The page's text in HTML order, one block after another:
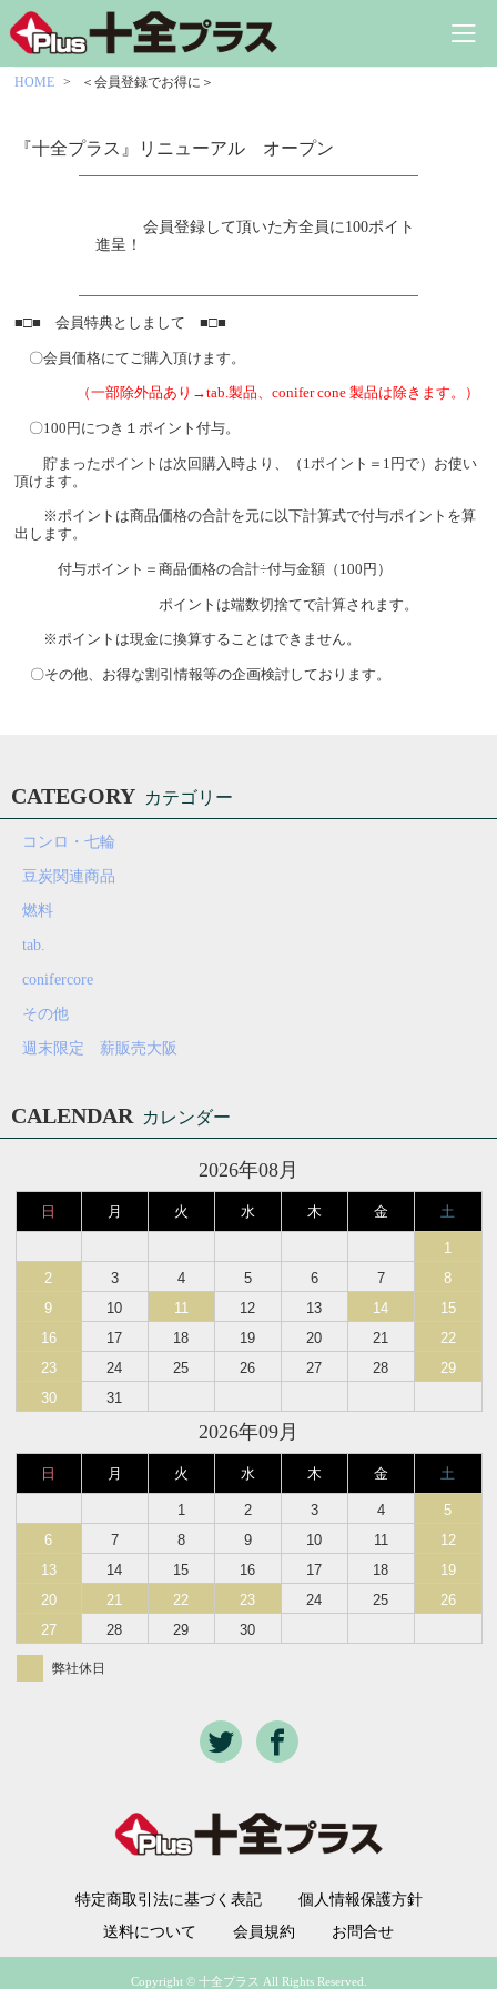
HOME ＜会員登録でお得に＞
『十全プラス』リニューアル オープン
会員登録して頂いた方全員に 100ポイト
進呈！
■□■ 会員特典としまして ■□■
〇会員価格にてご購入頂けます。
（一部除外品あり→tab.製品、conifer cone製品は除きます。）
〇100 円につき１ポイント付与。
貯まったポイントは次回購入時より、（ 1 ポイント＝ 1 円で）お使い
頂けます。
※ポイントは商品価格の合計を元に以下計算式で付与ポイントを算
出します。
付与ポイント＝商品価格の合計÷付与金額（ 100 円）
ポイントは端数切捨てで計算されます。
※ポイントは現金に換算することはできません。
〇その他、お得な割引情報等の企画検討しております。
CATEGORY カテゴリー
コンロ・七輪
豆炭関連商品
燃料
tab.
conifercore
その他
週末限定 薪販売大阪
CALENDAR カレンダー
2026年08月
日 月 火 水 木 金 土
1
2
3 4 5 6 7
8
9
10 11 12 13 14
15
16
17 18 19 20 21
22
23
24 25 26 27 28
29
30
31
2026年09月
日 月 火 水 木 金 土
1 2 3 4
5
6
7 8 9 10 11
12
13
14 15 16 17 18
19
20
21 22 23 24 25
26
27
28 29 30
弊社休日
特定商取引法に基づく表記
個人情報保護方針
送料について
会員規約 お問合せ
Copyright © 十全プラス All Rights Reserved.